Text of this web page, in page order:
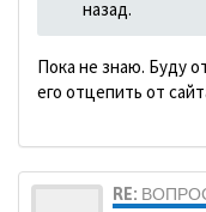
назад.
Пока не знаю. Буду
его отцепить от
RE: